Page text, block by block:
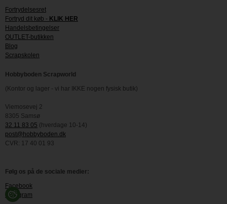
Fortrydelsesret
Fortryd dit køb - KLIK HER
Handelsbetingelser
OUTLET-butikken
Blog
Scrapskolen
Hobbyboden Scrapworld
(Kontor og lager - vi har IKKE nogen fysisk butik)
Viemosevej 2
8305 Samsø
32 11 83 05 (hverdage 10-14)
post@hobbyboden.dk
CVR: 17 40 01 93
Følg os på de sociale medier:
Facebook
Instagram